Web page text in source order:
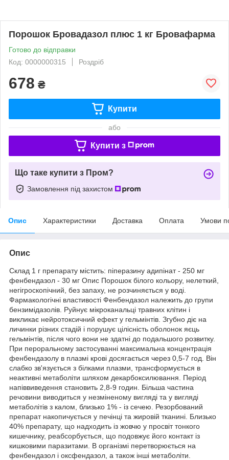
Порошок Бровадазол плюс 1 кг Бровафарма
Готово до відправки
Код: 0000000315
Роздріб
678 ₴
Купити
або
Купити з
Що таке купити з Пром?
Замовлення під захистом
Опис Характеристики Доставка Оплата Умови
Опис
Склад 1 г препарату містить: піперазину адипінат - 250 мг
фенбендазол - 30 мг Опис Порошок білого кольору, нелеткий,
негігроскопічний, без запаху, не розчиняється у воді.
Фармакологічні властивості Фенбендазол належить до групи
бензимідазолів. Руйнує мікроканальці травних клітин і
викликає нейротоксичний ефект у гельмінтів. Згубно діє на
личинки різних стадій і порушує цілісність оболонок яєць
гельмінтів, після чого вони не здатні до подальшого розвитку.
При пероральному застосуванні максимальна концентрація
фенбендазолу в плазмі крові досягається через 0,5-7 год. Він
слабко зв'язується з білками плазми, трансформується в
неактивні метаболіти шляхом декарбоксилювання. Період
напіввиведення становить 2,8-9 годин. Більша частина
речовини виводиться у незміненому вигляді та у вигляді
метаболітів з калом, близько 1% - із сечею. Резорбований
препарат накопичується у печінці та жировій тканині. Близько
40% препарату, що надходить із жовчю у просвіт тонкого
кишечнику, реабсорбується, що подовжує його контакт із
кишковими паразитами. В організмі перетворюється на
фенбендазол і оксфендазол, а також інші метаболіти.